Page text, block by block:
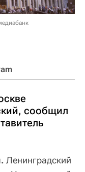
сообщил
Ленинградский